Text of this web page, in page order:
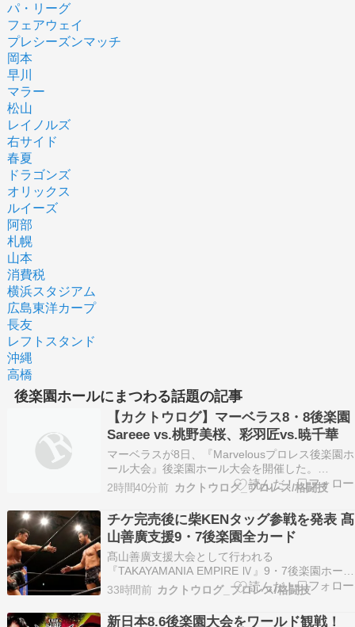
パ・リーグ
フェアウェイ
プレシーズンマッチ
岡本
早川
マラー
松山
レイノルズ
右サイド
春夏
ドラゴンズ
オリックス
ルイーズ
阿部
札幌
山本
消費税
横浜スタジアム
広島東洋カープ
長友
レフトスタンド
沖縄
高橋
後楽園ホールにまつわる話題の記事
【カクトウログ】マーベラス8・8後楽園
Sareee vs.桃野美桜、彩羽匠vs.暁千華
マーベラスが8日、『Marvelousプロレス後楽園ホ
ール大会』後楽園ホール大会を開催した。
■Marvelousプロレス後楽園ホール大会 8月8日
（土） 東京・後楽園ホール 開場17:45 / 開始
18:30 ＜第1... The post 【カクトウログ】マーベ
ラス8・8後…
2時間40分前 カクトウログ_プロレス/格闘技
チケ完売後に柴KENタッグ参戦を発表 髙
山善廣支援9・7後楽園全カード
髙山善廣支援大会として行われる
『TAKAYAMANIA EMPIRE Ⅳ』9・7後楽園ホール
大会の“ラストカード”が「札止め」宣言と同時に7
日、告知となった。 「KENTA & 柴田勝頼vs.稲畑
勝己 &#0... The post チケ完売後に柴KENタッグ
33時間前 カクトウログ_プロレス/格闘技
新日本8.6後楽園大会をワールド観戦！